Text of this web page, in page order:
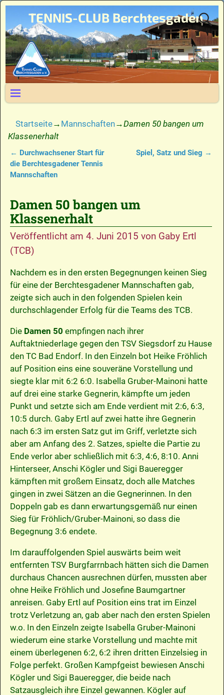
TENNIS-CLUB Berchtesgaden
Startseite→ Mannschaften→Damen 50 bangen um
Klassenerhalt
Artikelnavigation
← Durchwachsener Start für
die Berchtesgadener Tennis
Mannschaften
Spiel, Satz und Sieg →
Damen 50 bangen um
Klassenerhalt
Veröffentlicht am 4. Juni 2015 von Gaby Ertl
(TCB)
Nachdem es in den ersten Begegnungen keinen Sieg
für eine der Berchtesgadener Mannschaften gab,
zeigte sich auch in den folgenden Spielen kein
durchschlagender Erfolg für die Teams des TCB.
Die Damen 50 empfingen nach ihrer
Auftaktniederlage gegen den TSV Siegsdorf zu Hause
den TC Bad Endorf. In den Einzeln bot Heike Fröhlich
auf Position eins eine souveräne Vorstellung und
siegte klar mit 6:2 6:0. Isabella Gruber-Mainoni hatte
auf drei eine starke Gegnerin, kämpfte um jeden
Punkt und setzte sich am Ende verdient mit 2:6, 6:3,
10:5 durch. Gaby Ertl auf zwei hatte ihre Gegnerin
nach 6:3 im ersten Satz gut im Griff, verletzte sich
aber am Anfang des 2. Satzes, spielte die Partie zu
Ende verlor aber schließlich mit 6:3, 4:6, 8:10. Anni
Hinterseer, Anschi Kögler und Sigi Baueregger
kämpften mit großem Einsatz, doch alle Matches
gingen in zwei Sätzen an die Gegnerinnen. In den
Doppeln gab es dann erwartungsgemäß nur einen
Sieg für Fröhlich/Gruber-Mainoni, so dass die
Begegnung 3:6 endete.
Im darauffolgenden Spiel auswärts beim weit
entfernten TSV Burgfarrnbach hätten sich die Damen
durchaus Chancen ausrechnen dürfen, mussten aber
ohne Heike Fröhlich und Josefine Baumgartner
anreisen. Gaby Ertl auf Position eins trat im Einzel
trotz Verletzung an, gab aber nach den ersten Spielen
w.o. In den Einzeln zeigte Isabella Gruber-Mainoni
wiederum eine starke Vorstellung und machte mit
einem überlegenen 6:2, 6:2 ihren dritten Einzelsieg in
Folge perfekt. Großen Kampfgeist bewiesen Anschi
Kögler und Sigi Baueregger, die beide nach
Satzausgleich ihre Einzel gewannen. Kögler auf